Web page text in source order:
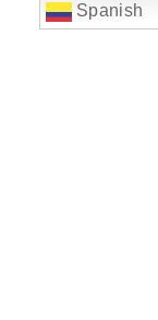
Spanish